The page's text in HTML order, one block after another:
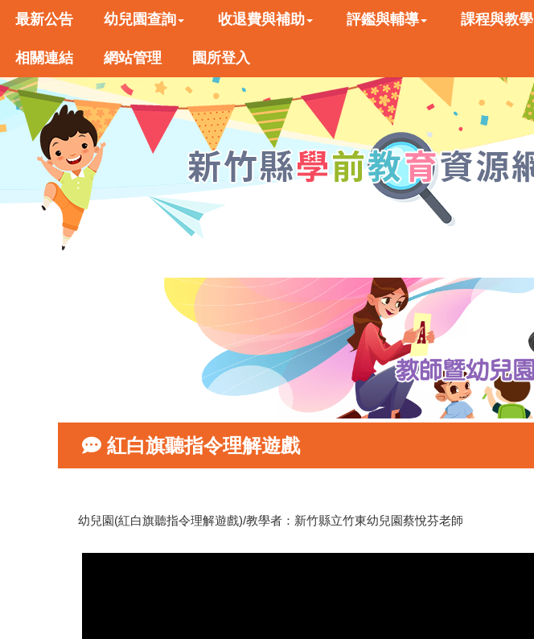
最新公告 幼兒園查詢 收退費與補助 評鑑與輔導 課程與教學
相關連結 網站管理 園所登入
紅白旗聽指令理解遊戲
幼兒園(紅白旗聽指令理解遊戲)/教學者：新竹縣立竹東幼兒園蔡悅芬老師